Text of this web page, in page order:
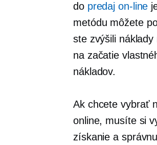
do predaj on-line
metódu môžete
ste zvýšili
na začatie
nákladov.
Ak chcete vybrať
online, musíte si
získanie a